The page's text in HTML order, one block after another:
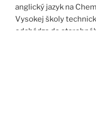
anglický jazyk na
Vysokej školy
odchádza do